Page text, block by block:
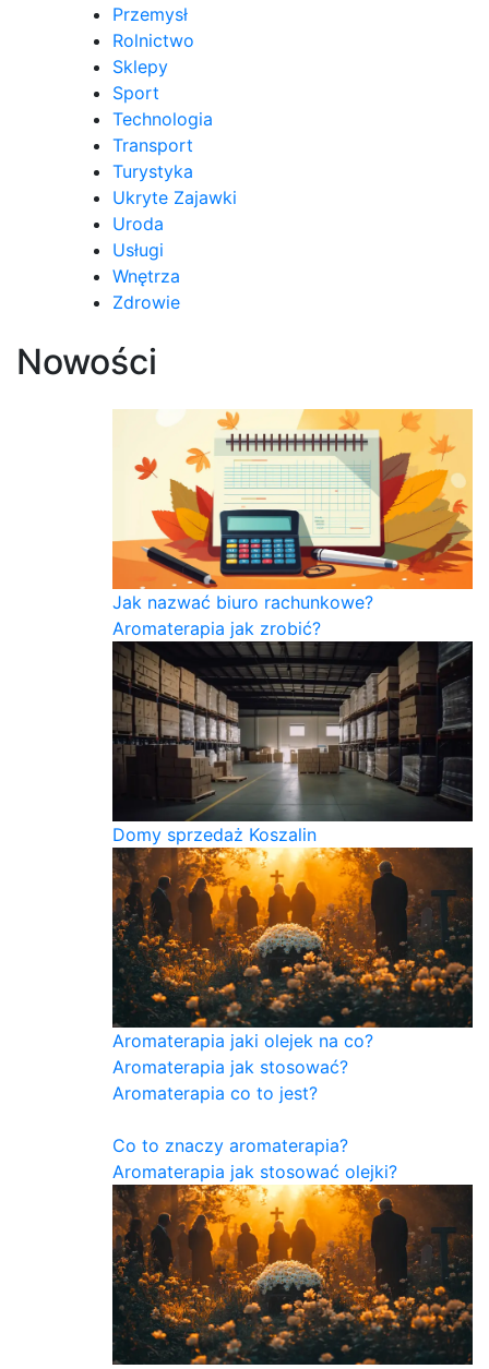
Przemysł
Rolnictwo
Sklepy
Sport
Technologia
Transport
Turystyka
Ukryte Zajawki
Uroda
Usługi
Wnętrza
Zdrowie
Nowości
Jak nazwać biuro rachunkowe?
Aromaterapia jak zrobić?
Domy sprzedaż Koszalin
Aromaterapia jaki olejek na co?
Aromaterapia jak stosować?
Aromaterapia co to jest?
Co to znaczy aromaterapia?
Aromaterapia jak stosować olejki?